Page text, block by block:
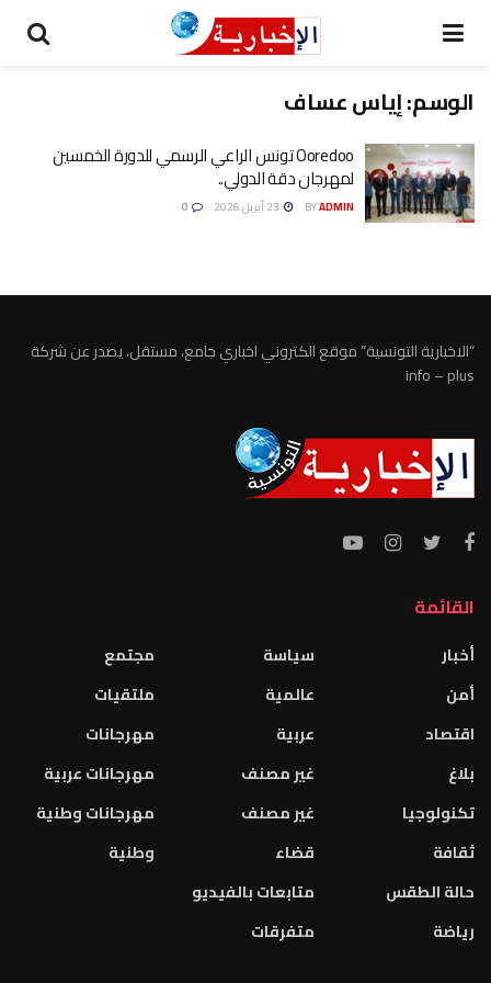
الوسم:إياس عساف
Ooredoo تونس الراعي الرسمي للدورة الخمسين
لمهرجان دقة الدولي..
BYADMIN
“الاخبارية التونسية” موقع الكتروني اخباري جامع، مستقل، يصدر عن شركة
info – plus
القائمة
أخبار
أمن
اقتصاد
بلاغ
تكنولوجيا
ثقافة
حالة الطقس
رياضة
سياسة
عالمية
عربية
غير مصنف
غير مصنف
قضاء
متابعات بالفيديو
متفرقات
مجتمع
ملتقيات
مهرجانات
مهرجانات عربية
مهرجانات وطنية
وطنية